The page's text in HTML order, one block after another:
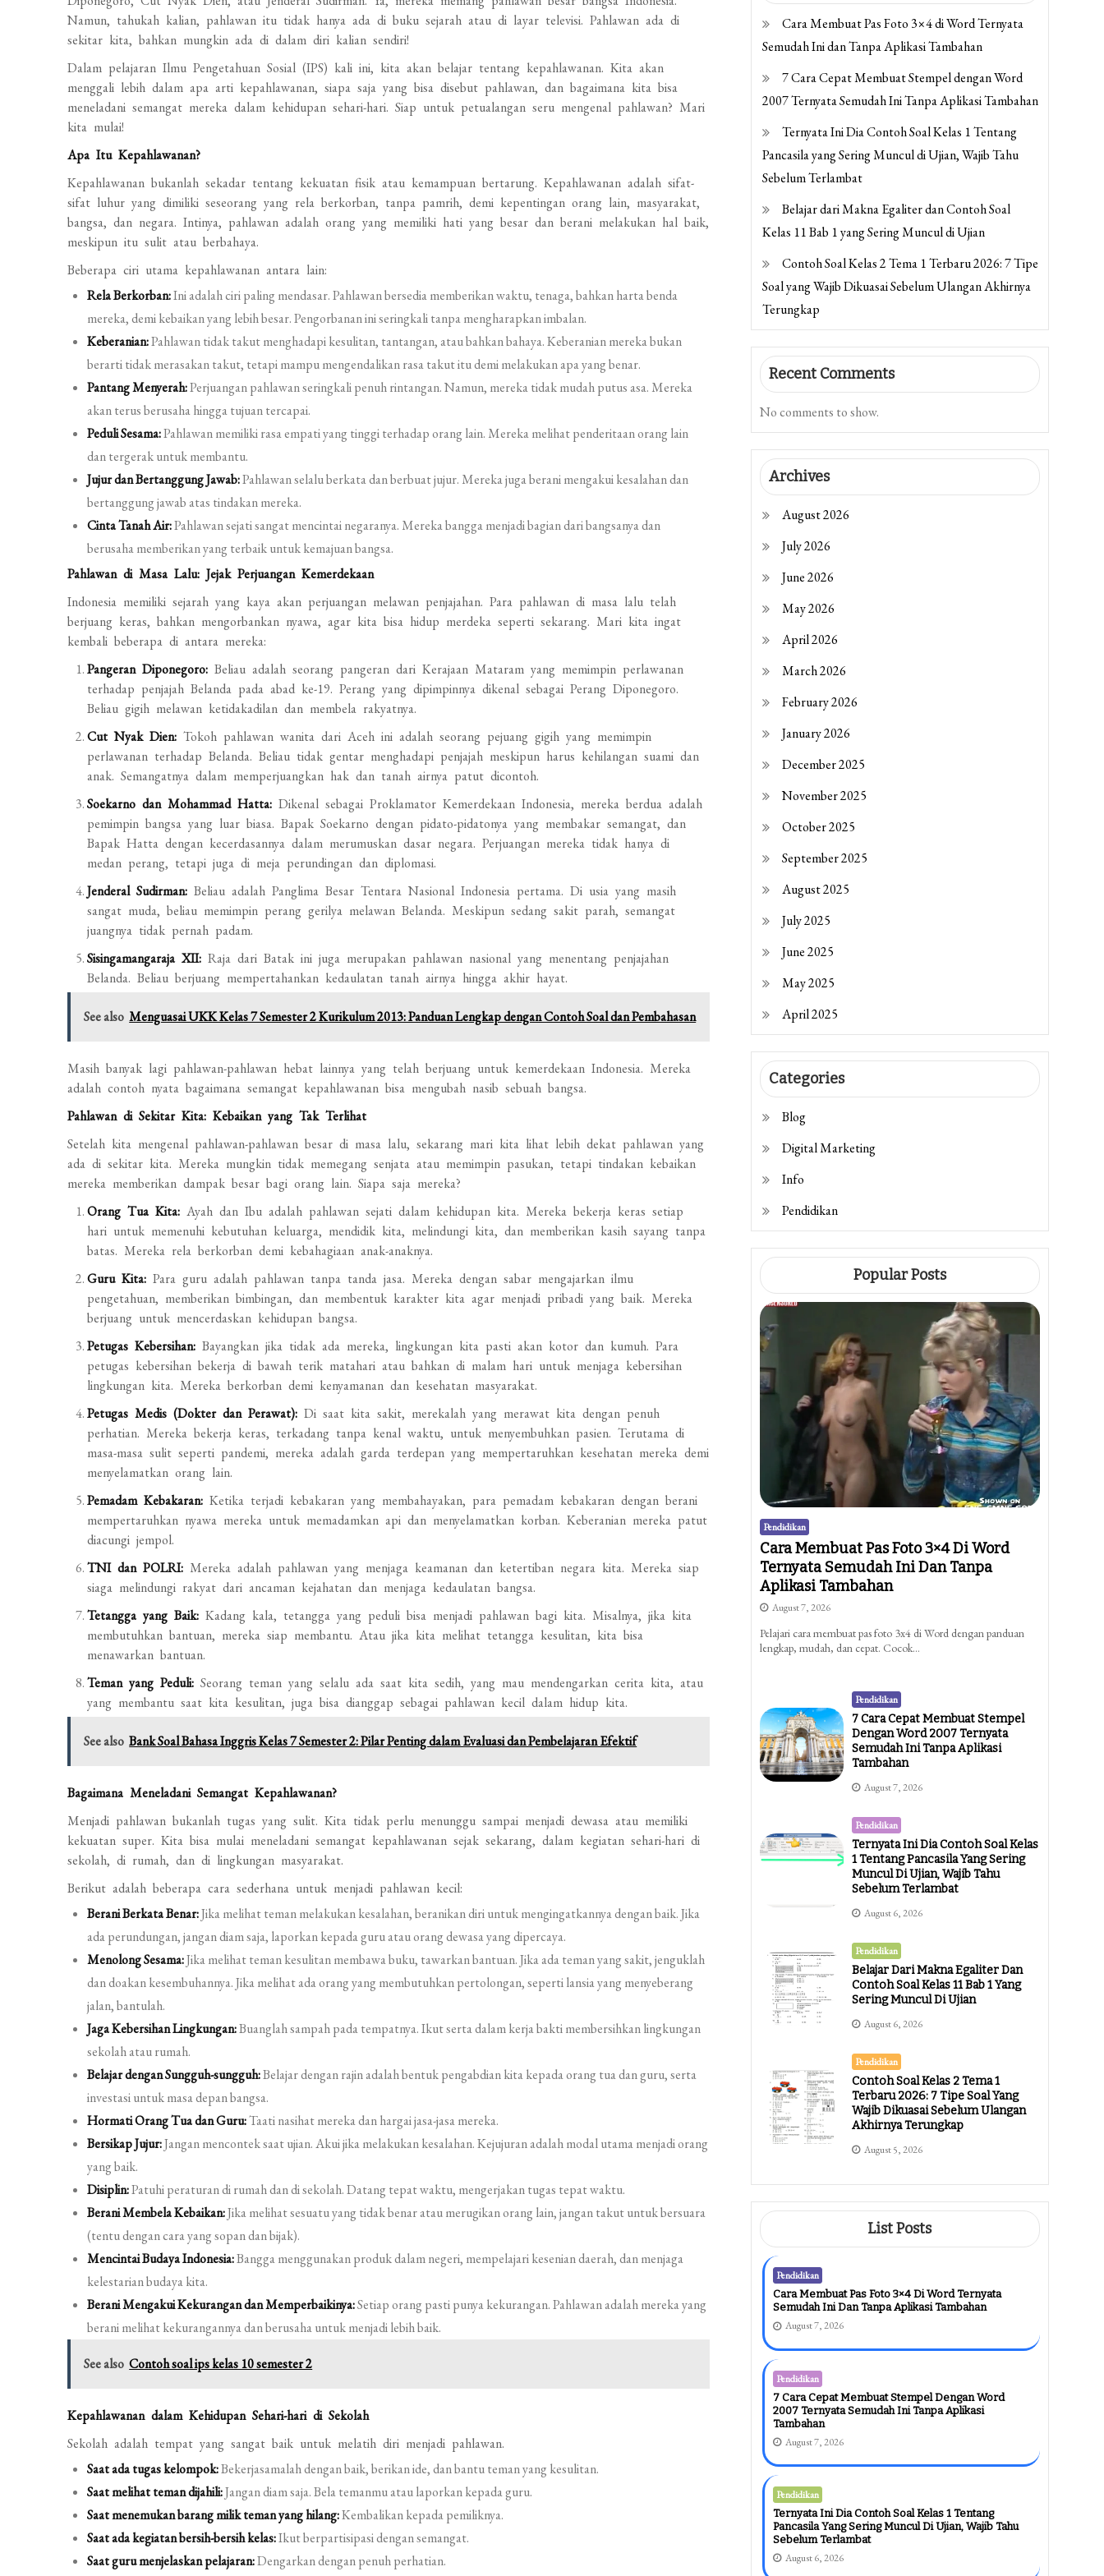
Namun, tahukah kalian, pahlawan itu tidak hanya ada di buku sejarah atau di layar televisi. Pahlawan ada di
sekitar kita, bahkan mungkin ada di dalam diri kalian sendiri!
Dalam pelajaran Ilmu Pengetahuan Sosial (IPS) kali ini, kita akan belajar tentang kepahlawanan. Kita akan
menggali lebih dalam apa arti kepahlawanan, siapa saja yang bisa disebut pahlawan, dan bagaimana kita bisa
meneladani semangat mereka dalam kehidupan sehari-hari. Siap untuk petualangan seru mengenal pahlawan? Mari
kita mulai!
Apa Itu Kepahlawanan?
Kepahlawanan bukanlah sekadar tentang kekuatan fisik atau kemampuan bertarung. Kepahlawanan adalah sifat-
sifat luhur yang dimiliki seseorang yang rela berkorban, tanpa pamrih, demi kepentingan orang lain, masyarakat,
bangsa, dan negara. Intinya, pahlawan adalah orang yang memiliki hati yang besar dan berani melakukan hal baik,
meskipun itu sulit atau berbahaya.
Beberapa ciri utama kepahlawanan antara lain:
Rela Berkorban:Ini adalah ciri paling mendasar. Pahlawan bersedia memberikan waktu, tenaga, bahkan harta benda
mereka, demi kebaikan yang lebih besar. Pengorbanan ini seringkali tanpa mengharapkan imbalan.
Keberanian:Pahlawan tidak takut menghadapi kesulitan, tantangan, atau bahkan bahaya. Keberanian mereka bukan
berarti tidak merasakan takut, tetapi mampu mengendalikan rasa takut itu demi melakukan apa yang benar.
Pantang Menyerah:Perjuangan pahlawan seringkali penuh rintangan. Namun, mereka tidak mudah putus asa. Mereka
akan terus berusaha hingga tujuan tercapai.
Peduli Sesama:Pahlawan memiliki rasa empati yang tinggi terhadap orang lain. Mereka melihat penderitaan orang lain
dan tergerak untuk membantu.
Jujur dan Bertanggung Jawab:Pahlawan selalu berkata dan berbuat jujur. Mereka juga berani mengakui kesalahan dan
bertanggung jawab atas tindakan mereka.
Cinta Tanah Air:Pahlawan sejati sangat mencintai negaranya. Mereka bangga menjadi bagian dari bangsanya dan
berusaha memberikan yang terbaik untuk kemajuan bangsa.
Pahlawan di Masa Lalu: Jejak Perjuangan Kemerdekaan
Indonesia memiliki sejarah yang kaya akan perjuangan melawan penjajahan. Para pahlawan di masa lalu telah
berjuang keras, bahkan mengorbankan nyawa, agar kita bisa hidup merdeka seperti sekarang. Mari kita ingat
kembali beberapa di antara mereka:
Pangeran Diponegoro: Beliau adalah seorang pangeran dari Kerajaan Mataram yang memimpin perlawanan
terhadap penjajah Belanda pada abad ke-19. Perang yang dipimpinnya dikenal sebagai Perang Diponegoro.
Beliau gigih melawan ketidakadilan dan membela rakyatnya.
Cut Nyak Dien: Tokoh pahlawan wanita dari Aceh ini adalah seorang pejuang gigih yang memimpin
perlawanan terhadap Belanda. Beliau tidak gentar menghadapi penjajah meskipun harus kehilangan suami dan
anak. Semangatnya dalam memperjuangkan hak dan tanah airnya patut dicontoh.
Soekarno dan Mohammad Hatta: Dikenal sebagai Proklamator Kemerdekaan Indonesia, mereka berdua adalah
pemimpin bangsa yang luar biasa. Bapak Soekarno dengan pidato-pidatonya yang membakar semangat, dan
Bapak Hatta dengan kecerdasannya dalam merumuskan dasar negara. Perjuangan mereka tidak hanya di
medan perang, tetapi juga di meja perundingan dan diplomasi.
Jenderal Sudirman: Beliau adalah Panglima Besar Tentara Nasional Indonesia pertama. Di usia yang masih
sangat muda, beliau memimpin perang gerilya melawan Belanda. Meskipun sedang sakit parah, semangat
juangnya tidak pernah padam.
Sisingamangaraja XII: Raja dari Batak ini juga merupakan pahlawan nasional yang menentang penjajahan
Belanda. Beliau berjuang mempertahankan kedaulatan tanah airnya hingga akhir hayat.
See also Menguasai UKK Kelas 7 Semester 2 Kurikulum 2013: Panduan Lengkap dengan Contoh Soal dan Pembahasan
Masih banyak lagi pahlawan-pahlawan hebat lainnya yang telah berjuang untuk kemerdekaan Indonesia. Mereka
adalah contoh nyata bagaimana semangat kepahlawanan bisa mengubah nasib sebuah bangsa.
Pahlawan di Sekitar Kita: Kebaikan yang Tak Terlihat
Setelah kita mengenal pahlawan-pahlawan besar di masa lalu, sekarang mari kita lihat lebih dekat pahlawan yang
ada di sekitar kita. Mereka mungkin tidak memegang senjata atau memimpin pasukan, tetapi tindakan kebaikan
mereka memberikan dampak besar bagi orang lain. Siapa saja mereka?
Orang Tua Kita: Ayah dan Ibu adalah pahlawan sejati dalam kehidupan kita. Mereka bekerja keras setiap
hari untuk memenuhi kebutuhan keluarga, mendidik kita, melindungi kita, dan memberikan kasih sayang tanpa
batas. Mereka rela berkorban demi kebahagiaan anak-anaknya.
Guru Kita: Para guru adalah pahlawan tanpa tanda jasa. Mereka dengan sabar mengajarkan ilmu
pengetahuan, memberikan bimbingan, dan membentuk karakter kita agar menjadi pribadi yang baik. Mereka
berjuang untuk mencerdaskan kehidupan bangsa.
Petugas Kebersihan: Bayangkan jika tidak ada mereka, lingkungan kita pasti akan kotor dan kumuh. Para
petugas kebersihan bekerja di bawah terik matahari atau bahkan di malam hari untuk menjaga kebersihan
lingkungan kita. Mereka berkorban demi kenyamanan dan kesehatan masyarakat.
Petugas Medis (Dokter dan Perawat): Di saat kita sakit, merekalah yang merawat kita dengan penuh
perhatian. Mereka bekerja keras, terkadang tanpa kenal waktu, untuk menyembuhkan pasien. Terutama di
masa-masa sulit seperti pandemi, mereka adalah garda terdepan yang mempertaruhkan kesehatan mereka demi
menyelamatkan orang lain.
Pemadam Kebakaran: Ketika terjadi kebakaran yang membahayakan, para pemadam kebakaran dengan berani
mempertaruhkan nyawa mereka untuk memadamkan api dan menyelamatkan korban. Keberanian mereka patut
diacungi jempol.
TNI dan POLRI: Mereka adalah pahlawan yang menjaga keamanan dan ketertiban negara kita. Mereka siap
siaga melindungi rakyat dari ancaman kejahatan dan menjaga kedaulatan bangsa.
Tetangga yang Baik: Kadang kala, tetangga yang peduli bisa menjadi pahlawan bagi kita. Misalnya, jika kita
membutuhkan bantuan, mereka siap membantu. Atau jika kita melihat tetangga kesulitan, kita bisa
menawarkan bantuan.
Teman yang Peduli: Seorang teman yang selalu ada saat kita sedih, yang mau mendengarkan cerita kita, atau
yang membantu saat kita kesulitan, juga bisa dianggap sebagai pahlawan kecil dalam hidup kita.
See also Bank Soal Bahasa Inggris Kelas 7 Semester 2: Pilar Penting dalam Evaluasi dan Pembelajaran Efektif
Bagaimana Meneladani Semangat Kepahlawanan?
Menjadi pahlawan bukanlah tugas yang sulit. Kita tidak perlu menunggu sampai menjadi dewasa atau memiliki
kekuatan super. Kita bisa mulai meneladani semangat kepahlawanan sejak sekarang, dalam kegiatan sehari-hari di
sekolah, di rumah, dan di lingkungan masyarakat.
Berikut adalah beberapa cara sederhana untuk menjadi pahlawan kecil:
Berani Berkata Benar:Jika melihat teman melakukan kesalahan, beranikan diri untuk mengingatkannya dengan baik. Jika
ada perundungan, jangan diam saja, laporkan kepada guru atau orang dewasa yang dipercaya.
Menolong Sesama:Jika melihat teman kesulitan membawa buku, tawarkan bantuan. Jika ada teman yang sakit, jenguklah
dan doakan kesembuhannya. Jika melihat ada orang yang membutuhkan pertolongan, seperti lansia yang menyeberang
jalan, bantulah.
Jaga Kebersihan Lingkungan:Buanglah sampah pada tempatnya. Ikut serta dalam kerja bakti membersihkan lingkungan
sekolah atau rumah.
Belajar dengan Sungguh-sungguh:Belajar dengan rajin adalah bentuk pengabdian kita kepada orang tua dan guru, serta
investasi untuk masa depan bangsa.
Hormati Orang Tua dan Guru:Taati nasihat mereka dan hargai jasa-jasa mereka.
Bersikap Jujur:Jangan mencontek saat ujian. Akui jika melakukan kesalahan. Kejujuran adalah modal utama menjadi orang
yang baik.
Disiplin:Patuhi peraturan di rumah dan di sekolah. Datang tepat waktu, mengerjakan tugas tepat waktu.
Berani Membela Kebaikan:Jika melihat sesuatu yang tidak benar atau merugikan orang lain, jangan takut untuk bersuara
(tentu dengan cara yang sopan dan bijak).
Mencintai Budaya Indonesia:Bangga menggunakan produk dalam negeri, mempelajari kesenian daerah, dan menjaga
kelestarian budaya kita.
Berani Mengakui Kekurangan dan Memperbaikinya:Setiap orang pasti punya kekurangan. Pahlawan adalah mereka yang
berani melihat kekurangannya dan berusaha untuk menjadi lebih baik.
See also Contoh soal ips kelas 10 semester 2
Kepahlawanan dalam Kehidupan Sehari-hari di Sekolah
Sekolah adalah tempat yang sangat baik untuk melatih diri menjadi pahlawan.
Saat ada tugas kelompok:Bekerjasamalah dengan baik, berikan ide, dan bantu teman yang kesulitan.
Saat melihat teman dijahili:Jangan diam saja. Bela temanmu atau laporkan kepada guru.
Saat menemukan barang milik teman yang hilang:Kembalikan kepada pemiliknya.
Saat ada kegiatan bersih-bersih kelas:Ikut berpartisipasi dengan semangat.
Saat guru menjelaskan pelajaran:Dengarkan dengan penuh perhatian.
Cara Membuat Pas Foto 3×4 di Word Ternyata
Semudah Ini dan Tanpa Aplikasi Tambahan
7 Cara Cepat Membuat Stempel dengan Word
2007 Ternyata Semudah Ini Tanpa Aplikasi Tambahan
Ternyata Ini Dia Contoh Soal Kelas 1 Tentang
Pancasila yang Sering Muncul di Ujian, Wajib Tahu
Sebelum Terlambat
Belajar dari Makna Egaliter dan Contoh Soal
Kelas 11 Bab 1 yang Sering Muncul di Ujian
Contoh Soal Kelas 2 Tema 1 Terbaru 2026: 7 Tipe
Soal yang Wajib Dikuasai Sebelum Ulangan Akhirnya
Terungkap
Recent Comments
No comments to show.
Archives
August 2026
July 2026
June 2026
May 2026
April 2026
March 2026
February 2026
January 2026
December 2025
November 2025
October 2025
September 2025
August 2025
July 2025
June 2025
May 2025
April 2025
Categories
Blog
Digital Marketing
Info
Pendidikan
Popular Posts
Pendidikan
Cara Membuat Pas Foto 3×4 Di Word
Ternyata Semudah Ini Dan Tanpa
Aplikasi Tambahan
August 7, 2026
Pelajari cara membuat pas foto 3x4 di Word dengan panduan
lengkap, mudah, dan cepat. Cocok…
Pendidikan
7 Cara Cepat Membuat Stempel
Dengan Word 2007 Ternyata
Semudah Ini Tanpa Aplikasi
Tambahan
August 7, 2026
Pendidikan
Ternyata Ini Dia Contoh Soal Kelas
1 Tentang Pancasila Yang Sering
Muncul Di Ujian, Wajib Tahu
Sebelum Terlambat
August 6, 2026
Pendidikan
Belajar Dari Makna Egaliter Dan
Contoh Soal Kelas 11 Bab 1 Yang
Sering Muncul Di Ujian
August 6, 2026
Pendidikan
Contoh Soal Kelas 2 Tema 1
Terbaru 2026: 7 Tipe Soal Yang
Wajib Dikuasai Sebelum Ulangan
Akhirnya Terungkap
August 5, 2026
List Posts
Pendidikan
Cara Membuat Pas Foto 3×4 Di Word Ternyata
Semudah Ini Dan Tanpa Aplikasi Tambahan
August 7, 2026
Pendidikan
7 Cara Cepat Membuat Stempel Dengan Word
2007 Ternyata Semudah Ini Tanpa Aplikasi
Tambahan
August 7, 2026
Pendidikan
Ternyata Ini Dia Contoh Soal Kelas 1 Tentang
Pancasila Yang Sering Muncul Di Ujian, Wajib Tahu
Sebelum Terlambat
August 6, 2026